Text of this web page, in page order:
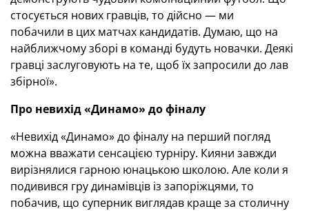
стосується нових гравців, то дійсно — ми
побачили в цих матчах кандидатів. Думаю, що на
найближчому зборі в команді будуть новачки. Деякі
гравці заслуговують на те, щоб їх запросили до лав
збірної».
Про невихід «Динамо» до фіналу
«Невихід «Динамо» до фіналу на перший погляд
можна вважати сенсацією турніру. Кияни завжди
вирізнялися гарною юнацькою школою. Але коли я
подивився гру динамівців із запоріжцями, то
побачив, що суперник виглядав краще за столичну